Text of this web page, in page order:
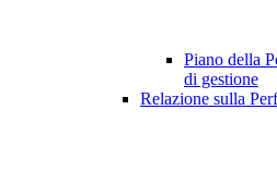
Piano della
di gestione
Relazione sulla